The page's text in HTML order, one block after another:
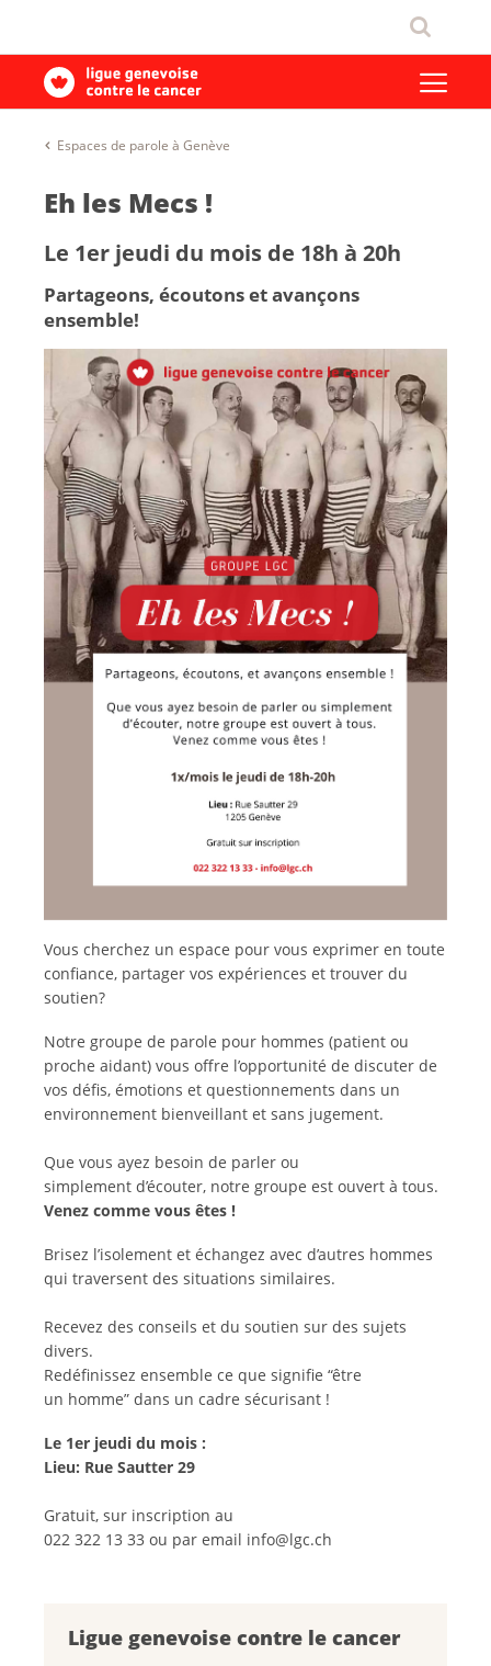
Espaces de parole à Genève
Eh les Mecs !
Le 1er jeudi du mois de 18h à 20h
Partageons, écoutons et avançons
ensemble!
Vous cherchez un espace pour vous exprimer en toute
confiance, partager vos expériences et trouver du
soutien?
Notre groupe de parole pour hommes (patient ou
proche aidant) vous offre l’opportunité de discuter de
vos défis, émotions et questionnements dans un
environnement bienveillant et sans jugement.
Que vous ayez besoin de parler ou
simplement d’écouter, notre groupe est ouvert à tous.
Venez comme vous êtes !
Brisez l’isolement et échangez avec d’autres hommes
qui traversent des situations similaires.
Recevez des conseils et du soutien sur des sujets
divers.
Redéfinissez ensemble ce que signifie “être
un homme” dans un cadre sécurisant !
Le 1er jeudi du mois :
Lieu: Rue Sautter 29
Gratuit, sur inscription au
022 322 13 33 ou par email info@lgc.ch
Ligue genevoise contre le cancer